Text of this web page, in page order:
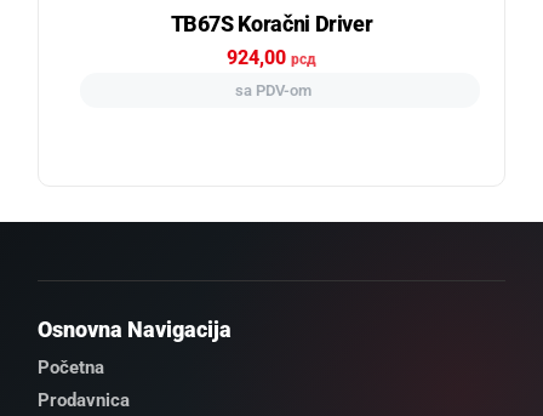
TB67S Koračni Driver
924,00 рсд
sa PDV-om
Osnovna Navigacija
Početna
Prodavnica